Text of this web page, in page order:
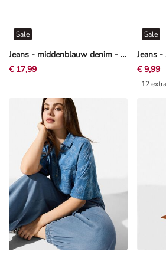
Jeans - middenblauw denim - blauw
Sale
€ 17,99
Jeans
Sale
€ 9,99
+12